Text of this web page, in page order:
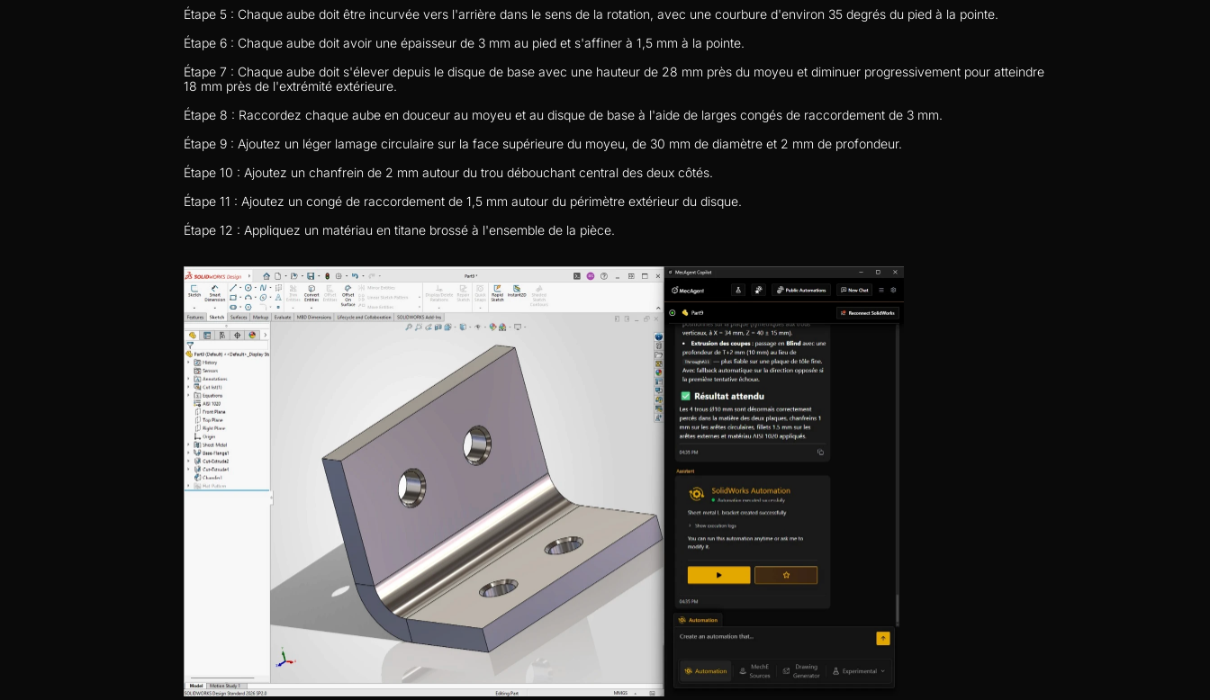
Étape 5 : Chaque aube doit être incurvée vers l'arrière dans le sens de la rotation, avec une courbure d'environ 35 degrés du pied à la pointe.
Étape 6 : Chaque aube doit avoir une épaisseur de 3 mm au pied et s'affiner à 1,5 mm à la pointe.
Étape 7 : Chaque aube doit s'élever depuis le disque de base avec une hauteur de 28 mm près du moyeu et diminuer progressivement pour atteindre
18 mm près de l'extrémité extérieure.
Étape 8 : Raccordez chaque aube en douceur au moyeu et au disque de base à l'aide de larges congés de raccordement de 3 mm.
Étape 9 : Ajoutez un léger lamage circulaire sur la face supérieure du moyeu, de 30 mm de diamètre et 2 mm de profondeur.
Étape 10 : Ajoutez un chanfrein de 2 mm autour du trou débouchant central des deux côtés.
Étape 11 : Ajoutez un congé de raccordement de 1,5 mm autour du périmètre extérieur du disque.
Étape 12 : Appliquez un matériau en titane brossé à l'ensemble de la pièce.